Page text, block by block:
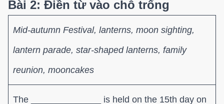
Bài 2: Điền từ vào chỗ trống
Mid-autumn Festival, lanterns, moon sighting,
lantern parade, star-shaped lanterns, family
reunion, mooncakes
The ______________ is held on the 15th day on